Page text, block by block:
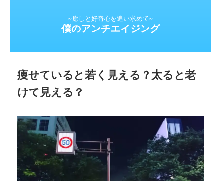
~癒しと好奇心を追い求めて~
僕のアンチエイジング
痩せていると若く見える？太ると老
けて見える？